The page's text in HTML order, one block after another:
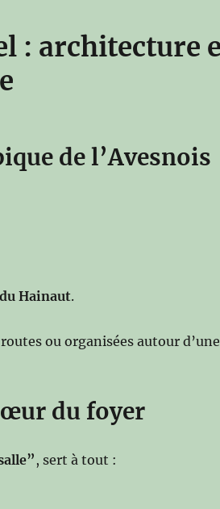
: architecture
de l’Avesnois
Hainaut.
ou organisées autour
du foyer
, sert à tout :